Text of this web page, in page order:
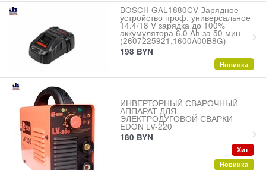
BOSCH GAL1880CV Зарядное
устройство проф. универсальное
14.4/18 V зарядка до 100%
аккумулятора 6.0 Ah за 50 мин
(2607225921,1600A00B8G)
198 BYN
Новинка
ИНВЕРТОРНЫЙ СВАРОЧНЫЙ
АППАРАТ ДЛЯ
ЭЛЕКТРОДУГОВОЙ СВАРКИ
EDON LV-220
180 BYN
Хит
Новинка